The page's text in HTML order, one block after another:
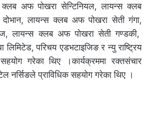
क्लब अफ पोखरा सेन्टिनियल, लायन्स क्लब
लायन्स क्लब अफ पोखरा सेती गंगा,
लायन्स क्लब अफ पोखरा सेती गण्डकी,
लिमिटेड, परिचय एडभटाइजिङ र न्यु राष्ट्रिय
गरेका थिए ।कार्यक्रममा रक्तसंचार
नर्सिङले प्राविधिक सहयोग गरेका थिए ।